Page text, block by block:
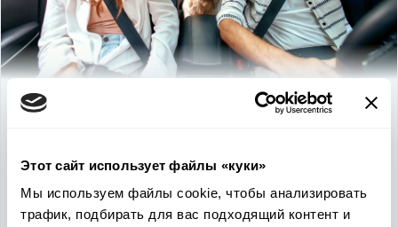
Этот сайт использует файлы «куки»
Мы используем файлы cookie, чтобы анализировать
трафик, подбирать для вас подходящий контент и
Используйте
возможность
откроет перед вами дополнительные перспективы. Кроме
ожидаемого результата, вы получите реальные выгоды.